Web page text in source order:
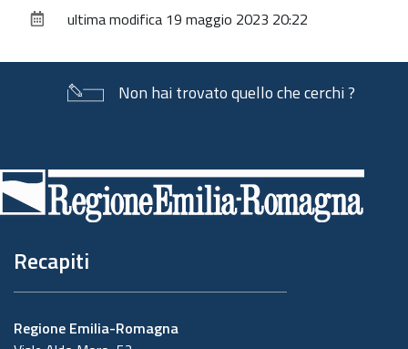
documentoultima modifica 19 maggio 2023 20:22
Non hai trovato quello che cerchi ?
di
pagina
Recapiti
Regione Emilia-Romagna